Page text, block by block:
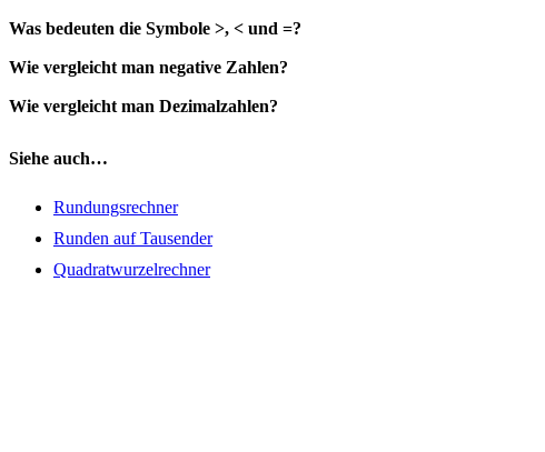
Was bedeuten die Symbole >, < und =?
Wie vergleicht man negative Zahlen?
Wie vergleicht man Dezimalzahlen?
Siehe auch…
Rundungsrechner
Runden auf Tausender
Quadratwurzelrechner